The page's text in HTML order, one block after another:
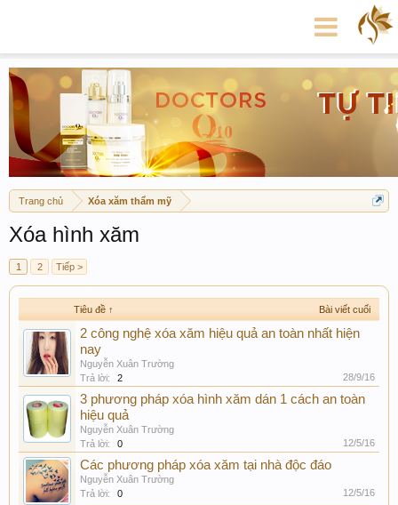
Trang chủ Xóa xăm thẩm mỹ
Xóa hình xăm
1 2 Tiếp >
Tiêu đề ↑ Bài viết cuối
2 công nghệ xóa xăm hiệu quả an toàn nhất hiện
nay
Nguyễn Xuân Trường
Trả lời:
2 28/9/16
3 phương pháp xóa hình xăm dán 1 cách an toàn
hiệu quả
Nguyễn Xuân Trường
Trả lời:
0 12/5/16
Các phương pháp xóa xăm tại nhà độc đáo
Nguyễn Xuân Trường
Trả lời:
0 12/5/16